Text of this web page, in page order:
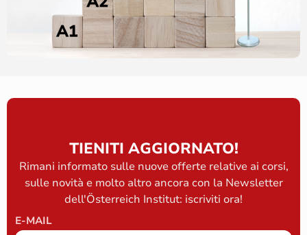
TIENITI AGGIORNATO!
Rimani informato sulle nuove offerte relative ai corsi,
sulle novità e molto altro ancora con la Newsletter
dell'Österreich Institut: iscriviti ora!
E-MAIL